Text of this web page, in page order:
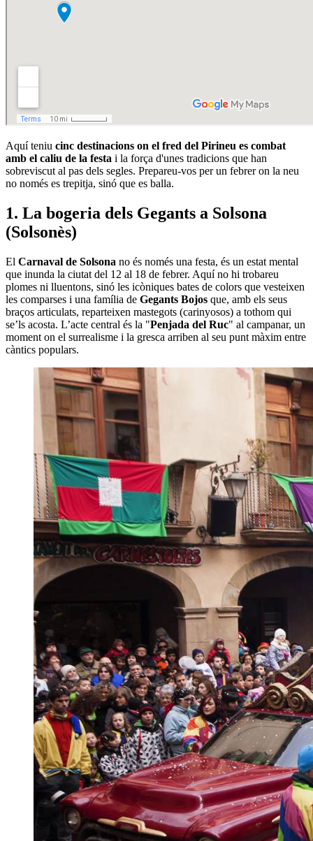
Aquí teniu cinc destinacions on el fred del Pirineu es combat
amb el caliu de la festa i la força d'unes tradicions que han
sobreviscut al pas dels segles. Prepareu-vos per un febrer on la neu
no només es trepitja, sinó que es balla.
1. La bogeria dels Gegants a Solsona
(Solsonès)
El Carnaval de Solsona no és només una festa, és un estat mental
que inunda la ciutat del 12 al 18 de febrer. Aquí no hi trobareu
plomes ni lluentons, sinó les icòniques bates de colors que vesteixen
les comparses i una família de Gegants Bojos que, amb els seus
braços articulats, reparteixen mastegots (carinyosos) a tothom qui
se’ls acosta. L’acte central és la "Penjada del Ruc" al campanar, un
moment on el surrealisme i la gresca arriben al seu punt màxim entre
càntics populars.